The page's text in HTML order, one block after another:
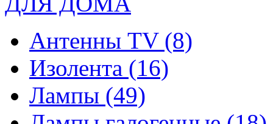
Антенны TV (8)
Изолента (16)
Лампы (49)